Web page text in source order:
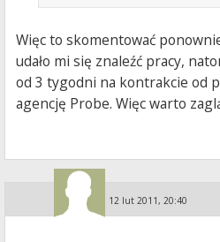
Więc to skomentować
udało mi się znaleźć pracy,
od 3 tygodni na kontrakcie od
agencję Probe. Więc warto
Guest 12 lut 2011, 20:40